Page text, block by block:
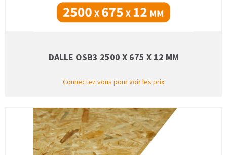
DALLE OSB3 2500 X 675 X 12 MM
Connectez vous pour voir les prix